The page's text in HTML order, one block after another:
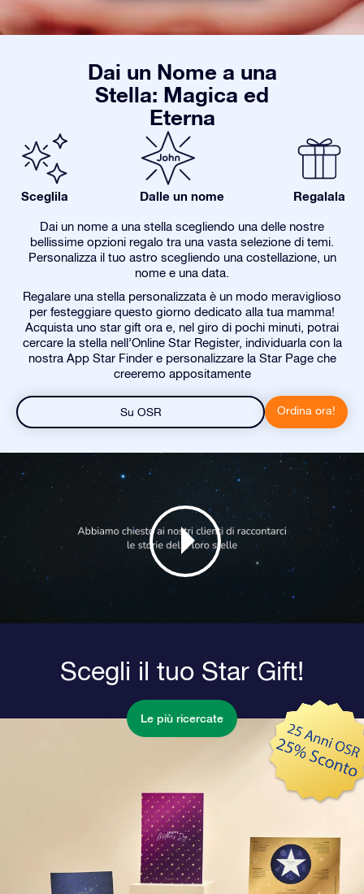
Dai un Nome a una
Stella: Magica ed
Eterna
Sceglila Dalle un nome Regalala
Dai un nome a una stella scegliendo una delle nostre
bellissime opzioni regalo tra una vasta selezione di temi.
Personalizza il tuo astro scegliendo una costellazione, un
nome e una data.
Regalare una stella personalizzata è un modo meraviglioso
per festeggiare questo giorno dedicato alla tua mamma!
Acquista uno star gift ora e, nel giro di pochi minuti, potrai
cercare la stella nell’Online Star Register, individuarla con la
nostra App Star Finder e personalizzare la Star Page che
creeremo appositamente
Su OSR Ordina ora!
Scegli il tuo Star Gift!
Le più ricercate